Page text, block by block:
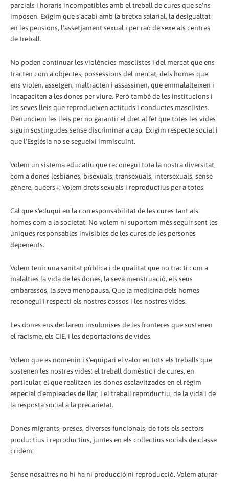
parcials i horaris incompatibles amb el treball de cures que se'ns
imposen. Exigim que s'acabi amb la bretxa salarial, la desigualtat
en les pensions, l'assetjament sexual i per raó de sexe als centres
de treball.
No poden continuar les violències masclistes i del mercat que ens
tracten com a objectes, possessions del mercat, dels homes que
ens violen, assetgen, maltracten i assassinen, que emmalalteixen i
incapaciten a les dones per viure. Però també de les institucions i
les seves lleis que reprodueixen actituds i conductes masclistes.
Denunciem les lleis per no garantir el dret al fet que totes les vides
siguin sostingudes sense discriminar a cap. Exigim respecte social i
que l'Església no se segueixi immiscuint.
Volem un sistema educatiu que reconegui tota la nostra diversitat,
com a dones lesbianes, bisexuals, transexuals, intersexuals, sense
gènere, queers+; Volem drets sexuals i reproductius per a totes.
Cal que s'eduqui en la corresponsabilitat de les cures tant als
homes com a la societat. No volem ni suportem més seguir sent les
úniques responsables invisibles de les cures de les persones
depenents.
Volem tenir una sanitat pública i de qualitat que no tracti com a
malalties la vida de les dones, la seva menstruació, els seus
embarassos, la seva menopausa. Que la medicina dels homes
reconegui i respecti els nostres cossos i les nostres vides.
Les dones ens declarem insubmises de les fronteres que sostenen
el racisme, els CIE, i les deportacions de vides.
Volem que es nomenin i s'equipari el valor en tots els treballs que
sostenen les nostres vides: el treball domèstic i de cures, en
particular, el que realitzen les dones esclavitzades en el règim
especial d'empleades de llar; i el treball reproductiu, de la vida i de
la resposta social a la precarietat.
Dones migrants, preses, diverses funcionals, de tots els sectors
productius i reproductius, juntes en els col·lectius socials de classe
cridem:
Sense nosaltres no hi ha ni producció ni reproducció. Volem aturar-